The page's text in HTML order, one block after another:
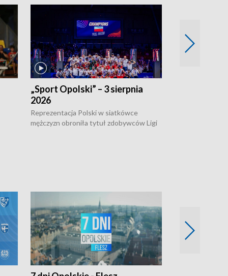
„Sport Opolski” – 3 sierpnia
2026
Reprezentacja Polski w siatkówce
mężczyzn obroniła tytuł zdobywców Ligi